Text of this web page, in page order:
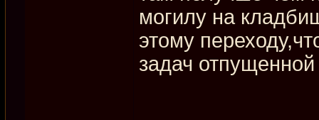
могилу на
этому
задач